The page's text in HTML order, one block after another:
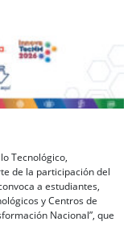
Tecnológico,
de la participación del
a estudiantes,
y Centros de
Nacional”, que